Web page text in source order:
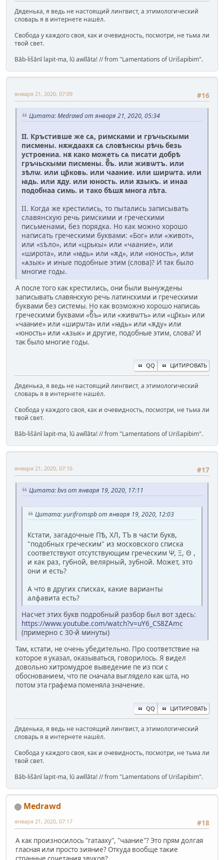
Дяденька, я ведь не настоящий лингвист, а этимологический
словарь я в интернете нашёл.
Свобода у каждого своя, как и очевидность, посмотри, не тьма ли
твой свет.
Bāb-lišānī lapit-ma, lū awīlāta! // from "Lamentations of Urišapibim".
#16
января 21, 2020, 07:09
Цитата: Medrawd от января 21, 2020, 05:34
II. Кръстивше же сѧ, римсками и гръчьскыми
писмены. нѫждаахѫ сѧ словѣнскы рѣчь безь
устроениа. нѫ како можеть сѧ писати добрѣ
гръчьскыми писмены. б҃҃ъ. или живѡтъ. или
зѣлѡ. или цр҃ковь. или чаание. или ширѡта. или
ꙗдь. или ѫду. или юность. или ѫзыкъ. и инаа
подобнаа симь. и тако бѣшѫ многа лѣта.
II. Когда же крестились, то пытались записывать
славянскую речь римскими и греческими
письменами, без порядка. Но как можно хорошо
написать греческими буквами: «Бог» или «живот»,
или «sѣло», или «црькы» или «чаание», или
«широта», или «ꙗдь» или «ѫд», или «юность», или
«ѧзык» и иные подобные этим (слова)? И так было
многие годы.
А после того как крестились, они были вынуждены
записывать славянскую речь латинскими и греческими
буквами без системы. Но как возможно хорошо написаь
греческими буквами «б҃҃ъ» или «живѡтъ» или «цр҃кы» или
«чаание» или «ширѡта» или «ꙗдь» или «ѫду» или
«юность» или «ѧзык» и другие, подобные этим, слова? И
так было многие годы.
QQ ЦИТИРОВАТЬ
Дяденька, я ведь не настоящий лингвист, а этимологический
словарь я в интернете нашёл.
Свобода у каждого своя, как и очевидность, посмотри, не тьма ли
твой свет.
Bāb-lišānī lapit-ma, lū awīlāta! // from "Lamentations of Urišapibim".
#17
января 21, 2020, 07:16
Цитата: bvs от января 19, 2020, 17:11
Цитата: yurifromspb от января 19, 2020, 12:03
Кстати, загадочные ПѢ, ХЛ, ТЪ в части букв,
"подобных греческим" из московского списка
соответствуют отсутствующим греческим Ψ, Ξ, Θ ,
и как раз, губной, велярный, зубной. Может, это
они и есть?
А что в других списках, какие варианты
алфавита есть?
Насчет этих букв подробный разбор был вот здесь:
https://www.youtube.com/watch?v=uY6_CS8ZAmc
(примерно c 30-й минуты)
Там, кстати, не очень убедительно. Про соответствие на
которое я указал, оказываться, говорилось. Я видел
довольно хитромудрое выведение пе из пси с
обоснованием, что пе сначала выглядело как шта, но
потом эта графема поменяла значение.
QQ ЦИТИРОВАТЬ
Дяденька, я ведь не настоящий лингвист, а этимологический
словарь я в интернете нашёл.
Свобода у каждого своя, как и очевидность, посмотри, не тьма ли
твой свет.
Bāb-lišānī lapit-ma, lū awīlāta! // from "Lamentations of Urišapibim".
Medrawd
#18
января 21, 2020, 07:17
А как произносилось "гатааху", "чаание"? Это прям долгая
гласная или просто зияние? Откуда вообще такие